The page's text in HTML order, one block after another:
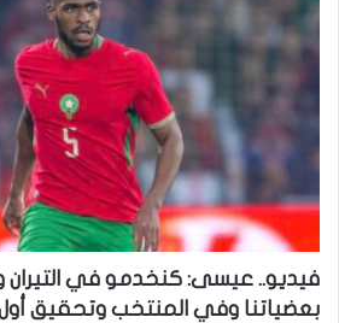
فيديو.. عيسى: كنخدمو في
بعضياتنا وفي المنتخب وتحقيق